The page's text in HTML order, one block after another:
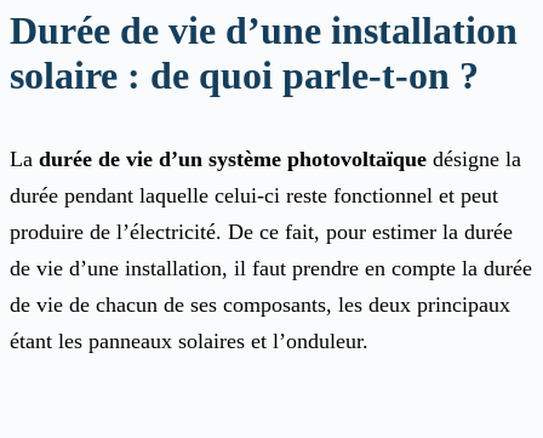
Durée de vie d’une installation
solaire : de quoi parle-t-on ?
La durée de vie d’un système photovoltaïque désigne la
durée pendant laquelle celui-ci reste fonctionnel et peut
produire de l’électricité. De ce fait, pour estimer la durée
de vie d’une installation, il faut prendre en compte la durée
de vie de chacun de ses composants, les deux principaux
étant les panneaux solaires et l’onduleur.